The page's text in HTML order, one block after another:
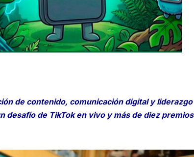
de contenido, comunicación digital y liderazgo
desafío de TikTok en vivo y más de diez premios